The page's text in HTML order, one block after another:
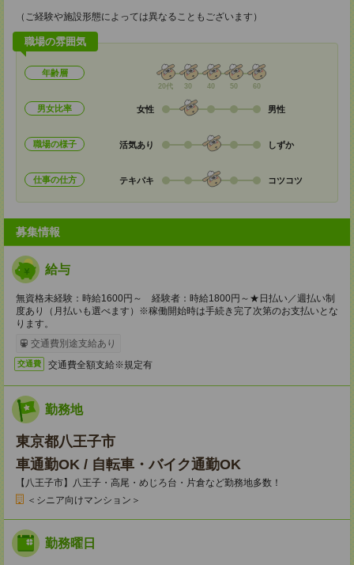
（ご経験や施設形態によっては異なることもございます）
職場の雰囲気
年齢層
20代 30 40 50 60
男女比率 女性 男性
職場の様子 活気あり しずか
仕事の仕方 テキパキ コツコツ
募集情報
給与
無資格未経験：時給1600円～ 経験者：時給1800円～★日払い／週払い制
度あり（月払いも選べます）※稼働開始時は手続き完了次第のお支払いとな
ります。
交通費別途支給あり
交通費 交通費全額支給※規定有
勤務地
東京都八王子市
車通勤OK / 自転車・バイク通勤OK
【八王子市】八王子・高尾・めじろ台・片倉など勤務地多数！
＜シニア向けマンション＞
勤務曜日